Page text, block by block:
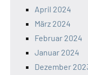
April 2024
März 2024
Februar 2024
Januar 2024
Dezember